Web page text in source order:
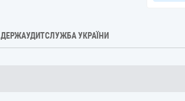
ДЕРЖАУДИТСЛУЖБА УКРАЇНИ